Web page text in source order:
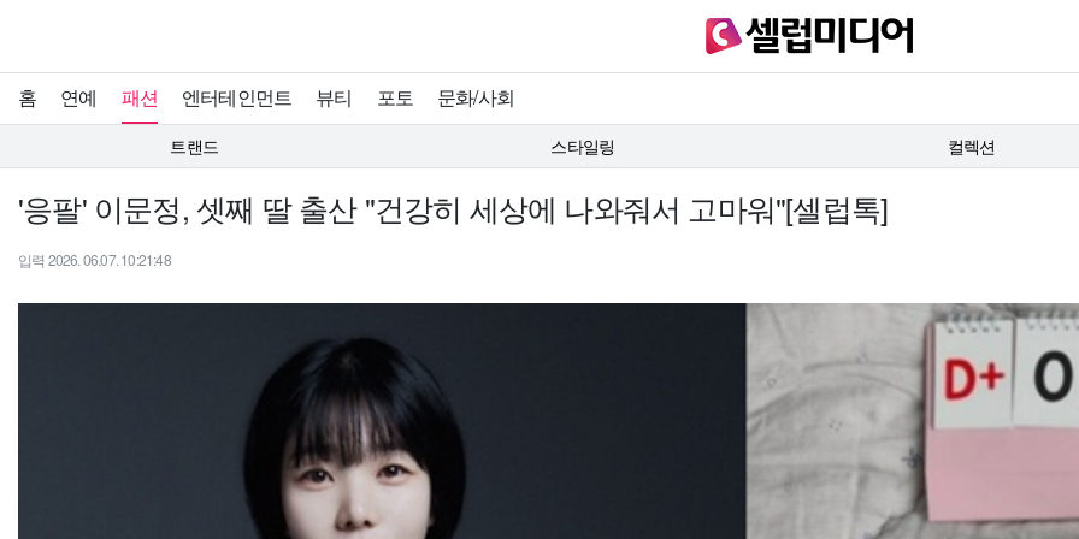
홈 연예 패션 엔터테인먼트 뷰티 포토 문화/사회
트랜드 스타일링 컬렉션
'응팔' 이문정, 셋째 딸 출산 "건강히 세상에 나와줘서 고마워"[셀럽톡]
입력 2026. 06.07. 10:21:48